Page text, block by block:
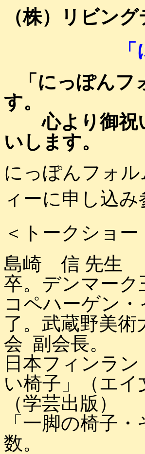
（株）リビン
「にっぽん
す。
心より御祝い
いします。
にっぽんフォ
ィーに申し込
＜トークショ
島崎 信 先生
卒。デンマー
コペハーゲン
了。武蔵野美
会 副会長。
日本フィンラ
い椅子」（エ
（学芸出版）
「一脚の椅子
数。